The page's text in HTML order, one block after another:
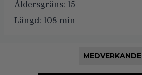
Åldersgräns: 15
Längd: 108 min
MEDVERKANDE